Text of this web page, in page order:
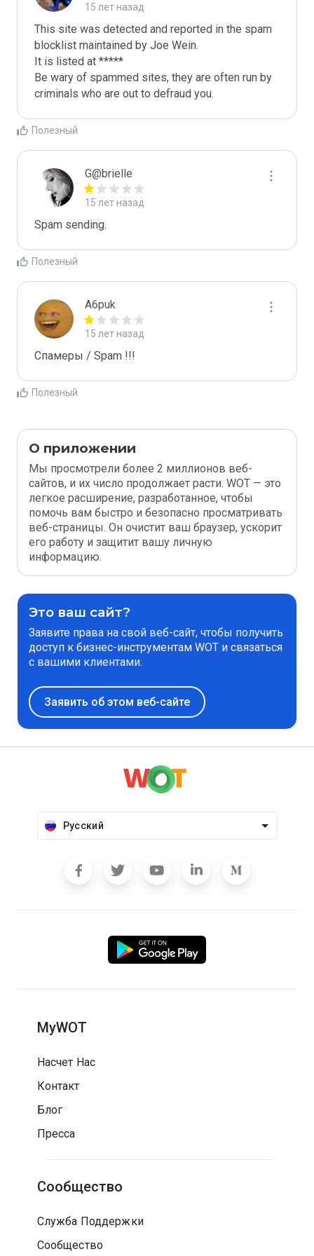
15 лет назад
This site was detected and reported in the spam
blocklist maintained by Joe Wein.
It is listed at *****
Be wary of spammed sites, they are often run by
criminals who are out to defraud you.
Полезный
G@brielle
15 лет назад
Spam sending.
Полезный
A6puk
15 лет назад
Спамеры / Spam !!!
Полезный
О приложении
Мы просмотрели более 2 миллионов веб-
сайтов, и их число продолжает расти. WOT — это
легкое расширение, разработанное, чтобы
помочь вам быстро и безопасно просматривать
веб-страницы. Он очистит ваш браузер, ускорит
его работу и защитит вашу личную
информацию.
Это ваш сайт?
Заявите права на свой веб-сайт, чтобы получить
доступ к бизнес-инструментам WOT и связаться
с вашими клиентами.
Заявить об этом веб-сайте
Русский
MyWOT
Насчет Нас
Контакт
Блог
Пресса
Сообщество
Служба Поддержки
Сообщество